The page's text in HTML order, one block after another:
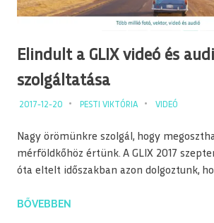
Elindult a GLIX videó és
szolgáltatása
2017-12-20 PESTI VIKTÓRIA VIDEÓ
Nagy örömünkre szolgál, hogy
mérföldkőhöz értünk. A GLIX 2017
óta eltelt időszakban azon dolgoztunk,
BŐVEBBEN